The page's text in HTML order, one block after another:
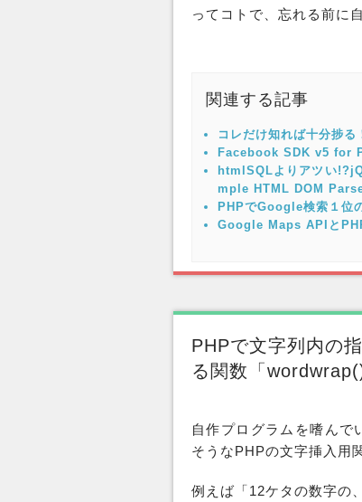
ってコトで、忘れる前に
関連する記事
コレだけ知れば十分捗る
Facebook SDK v5 for
htmlSQLよりアツい
mple HTML DOM
PHPでGoogle検索１位
Google Maps APIと
PHPで文字列内の
る関数「wordwrap()
自作プログラムを嗜んで
そうなPHPの文字挿入 用
例えば「12ケタの数字の